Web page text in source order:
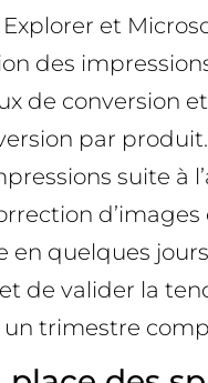
et
des
de conversion
par
suite à
d’images
en quelques
de valider la
trimestre